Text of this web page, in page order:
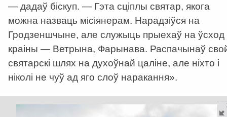
— дадаў біскуп. — Гэта сціплы святар, якога
можна назваць місіянерам. Нарадзіўся на
Гродзеншчыне, але служыць прыехаў на ўсход
краіны — Ветрына, Фарынава. Распачынаў
святарскі шлях на духоўнай цаліне, але ніхто і
ніколі не чуў ад яго слоў наракання».